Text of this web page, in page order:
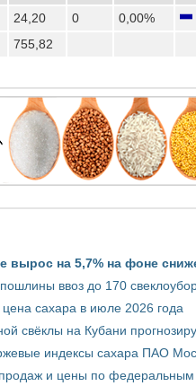
24,20 0
0,00%
755,82
вырос на 5,7% на фоне
ввоз до 170
сахара в июле 2026 года
свёклы на Кубани
индексы сахара ПАО
и цены по федеральным